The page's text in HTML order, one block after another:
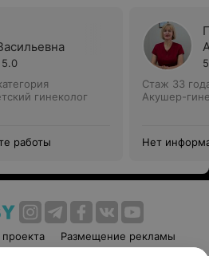
5.0
гинеколог
работы
Стаж 33
Акушер-
Нет
Размещение рекламы